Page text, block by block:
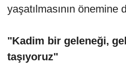
yaşatılmasının önemine
"Kadim bir geleneği,
taşıyoruz"